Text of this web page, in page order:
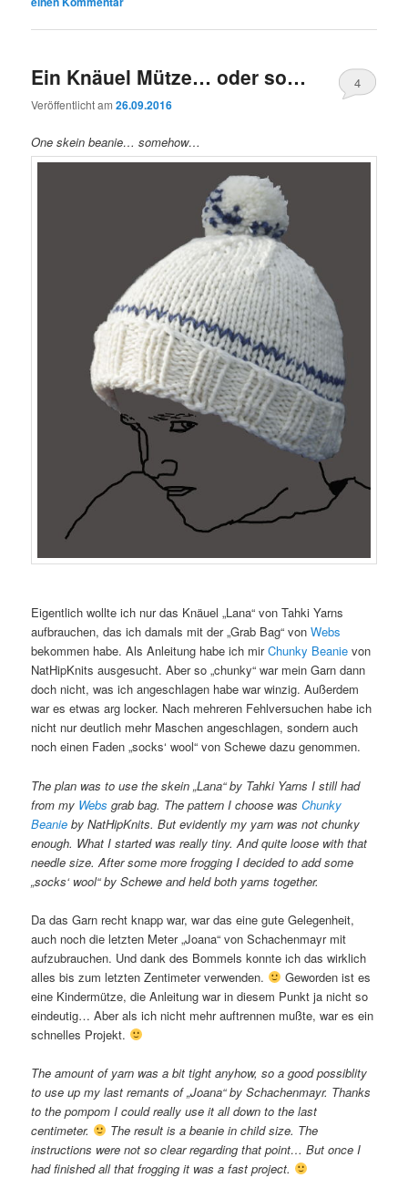
Ein Knäuel Mütze… oder so…
Veröffentlicht am26.09.2016
4
One skein beanie… somehow…
Eigentlich wollte ich nur das Knäuel „Lana“ von Tahki Yarns
aufbrauchen, das ich damals mit der „Grab Bag“ vonWebs
bekommen habe. Als Anleitung habe ich mirChunky Beanie von
NatHipKnits ausgesucht. Aber so „chunky“ war mein Garn dann
doch nicht, was ich angeschlagen habe war winzig. Außerdem
war es etwas arg locker. Nach mehreren Fehlversuchen habe ich
nicht nur deutlich mehr Maschen angeschlagen, sondern auch
noch einen Faden „socks‘ wool“ von Schewe dazu genommen.
The plan was to use the skein „Lana“ by Tahki Yarns I still had
from my Webs grab bag. The pattern I choose wasChunky
Beanie by NatHipKnits. But evidently my yarn was not chunky
enough. What I started was really tiny. And quite loose with that
needle size. After some more frogging I decided to add some
„socks‘ wool“ by Schewe and held both yarns together.
Da das Garn recht knapp war, war das eine gute Gelegenheit,
auch noch die letzten Meter „Joana“ von Schachenmayr mit
aufzubrauchen. Und dank des Bommels konnte ich das wirklich
alles bis zum letzten Zentimeter verwenden.
Geworden ist es
eine Kindermütze, die Anleitung war in diesem Punkt ja nicht so
eindeutig… Aber als ich nicht mehr auftrennen mußte, war es ein
schnelles Projekt.
The amount of yarn was a bit tight anyhow, so a good possiblity
to use up my last remants of „Joana“ by Schachenmayr. Thanks
to the pompom I could really use it all down to the last
centimeter.
The result is a beanie in child size. The
instructions were not so clear regarding that point… But once I
had finished all that frogging it was a fast project.